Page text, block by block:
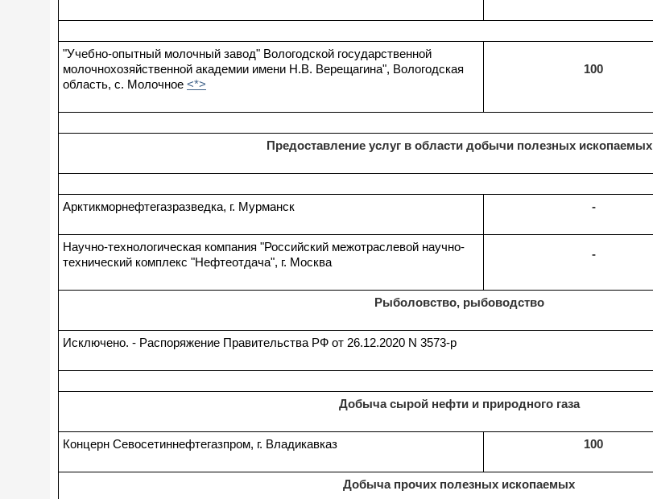
"Учебно-опытный молочный завод" Вологодской государственной
молочнохозяйственной академии имени Н.В. Верещагина", Вологодская
область, с. Молочное <*>
100
Предоставление услуг в области добычи полезных ископаемых
Арктикморнефтегазразведка, г. Мурманск -
Научно-технологическая компания "Российский межотраслевой научно-
технический комплекс "Нефтеотдача", г. Москва
-
Рыболовство, рыбоводство
Исключено. - Распоряжение Правительства РФ от 26.12.2020 N 3573-р
Добыча сырой нефти и природного газа
Концерн Севосетиннефтегазпром, г. Владикавказ 100
Добыча прочих полезных ископаемых